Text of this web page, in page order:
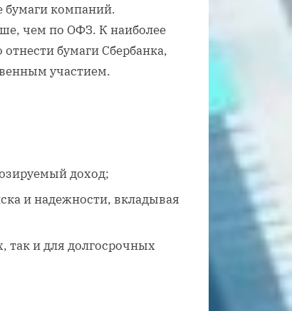
бумаги компаний.
чем по ОФЗ. К наиболее
бумаги Сбербанка,
участием.
доход;
и надежности, вкладывая
так и для долгосрочных